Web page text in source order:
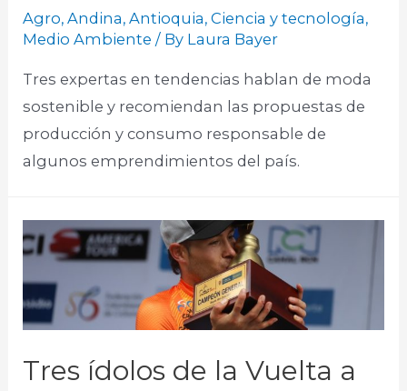
Agro,Andina,Antioquia,Ciencia y tecnología,
Medio Ambiente / By Laura Bayer
Tres expertas en tendencias hablan de moda
sostenible y recomiendan las propuestas de
producción y consumo responsable de
algunos emprendimientos del país.
Tres ídolos de la Vuelta a